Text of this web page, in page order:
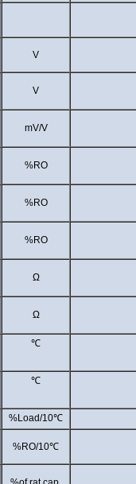
V
V
mV/V
%RO
%RO
%RO
Ω
Ω
℃
℃
%Load/10℃
%RO/10℃